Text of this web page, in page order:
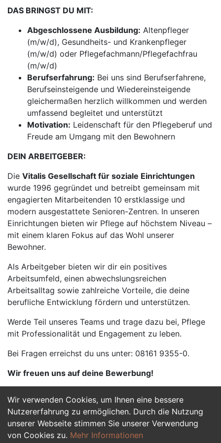
Wir verwenden Cookies, um Ihnen eine bessere
Nutzererfahrung zu ermöglichen. Durch die Nutzung
unserer Webseite stimmen Sie unserer Verwendung
von Cookies zu. Mehr Informationen
DAS BRINGST DU MIT:
Abgeschlossene Ausbildung: Altenpfleger
(m/w/d), Gesundheits- und Krankenpfleger
(m/w/d) oder Pflegefachmann/Pflegefachfrau
(m/w/d)
Berufserfahrung: Bei uns sind Berufserfahrene,
Berufseinsteigende und Wiedereinsteigende
gleichermaßen herzlich willkommen und werden
umfassend begleitet und unterstützt
Motivation: Leidenschaft für den Pflegeberuf und
Freude am Umgang mit den Bewohnern
DEIN ARBEITGEBER:
Die Vitalis Gesellschaft für soziale Einrichtungen
wurde 1996 gegründet und betreibt gemeinsam mit
engagierten Mitarbeitenden 10 erstklassige und
modern ausgestattete Senioren-Zentren. In unseren
Einrichtungen bieten wir Pflege auf höchstem Niveau –
mit einem klaren Fokus auf das Wohl unserer
Bewohner.
Als Arbeitgeber bieten wir dir ein positives
Arbeitsumfeld, einen abwechslungsreichen
Arbeitsalltag sowie zahlreiche Vorteile, die deine
berufliche Entwicklung fördern und unterstützen.
Werde Teil unseres Teams und trage dazu bei, Pflege
mit Professionalität und Engagement zu leben.
Bei Fragen erreichst du uns unter: 08161 9355-0.
Wir freuen uns auf deine Bewerbung!
Jetzt Bewerben